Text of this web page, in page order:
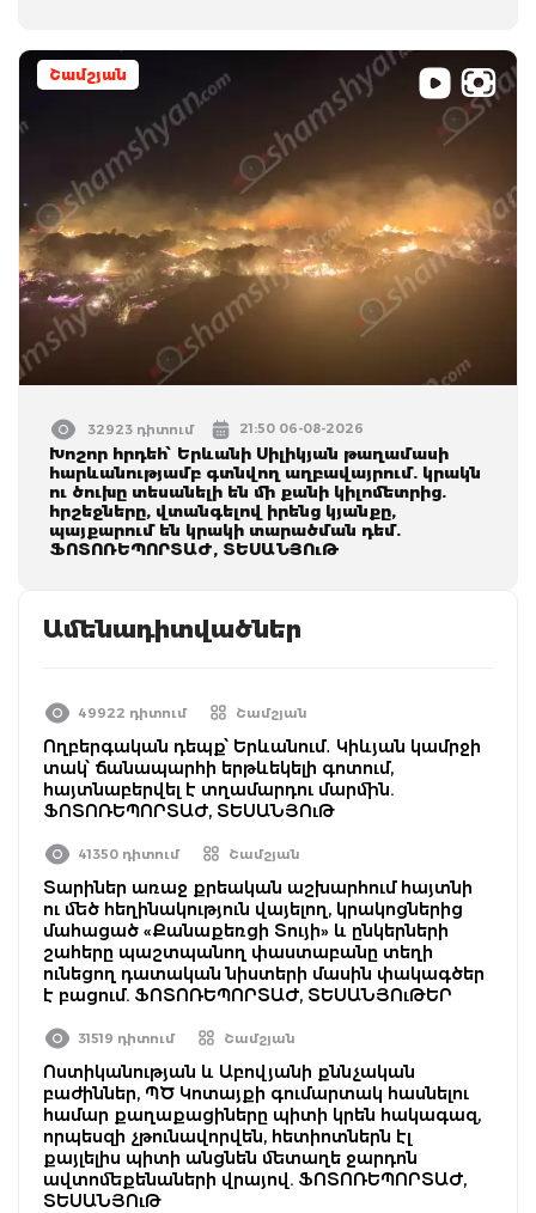
Շամշյան
32923 դիտում 21:50 06-08-2026
Խոշոր հրդեհ՝ Երևանի Սիլիկյան թաղամասի
հարևանությամբ գտնվող աղբավայրում. կրակն
ու ծուխը տեսանելի են մի քանի կիլոմետրից.
հրշեջները, վտանգելով իրենց կյանքը,
պայքարում են կրակի տարածման դեմ.
ՖՈՏՈՌԵՊՈՐՏԱԺ, ՏԵՍԱՆՅՈւԹ
Ամենադիտվածներ
49922 դիտում Շամշյան
Ողբերգական դեպք՝ Երևանում․ Կիևյան կամրջի
տակ՝ ճանապարհի երթևեկելի գոտում,
հայտնաբերվել է տղամարդու մարմին.
ՖՈՏՈՌԵՊՈՐՏԱԺ, ՏԵՍԱՆՅՈւԹ
41350 դիտում Շամշյան
Տարիներ առաջ քրեական աշխարհում հայտնի
ու մեծ հեղինակություն վայելող, կրակոցներից
մահացած «Քանաքեռցի Տույի» և ընկերների
շահերը պաշտպանող փաստաբանը տեղի
ունեցող դատական նիստերի մասին փակագծեր
է բացում. ՖՈՏՈՌԵՊՈՐՏԱԺ, ՏԵՍԱՆՅՈւԹԵՐ
31519 դիտում Շամշյան
Ոստիկանության և Աբովյանի քննչական
բաժիններ, ՊԾ Կոտայքի գումարտակ հասնելու
համար քաղաքացիները պիտի կրեն հակագազ,
որպեսզի չթունավորվեն, հետիոտներն էլ
քայլելիս պիտի անցնեն մետաղե ջարդոն
ավտոմեքենաների վրայով. ՖՈՏՈՌԵՊՈՐՏԱԺ,
ՏԵՍԱՆՅՈւԹ